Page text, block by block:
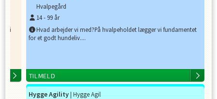
vi
Hvalpegård
14- 99 år
Hvad arbejder vi med?På hvalpeholdet lægger vi fundamentet
for et godt hundeliv....
TILMELD
Hygge Agility | Hygge Agil